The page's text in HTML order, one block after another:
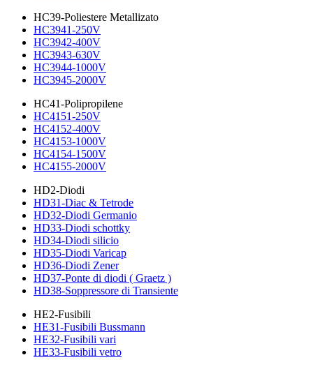
HC39-Poliestere Metallizato
HC3941-250V
HC3942-400V
HC3943-630V
HC3944-1000V
HC3945-2000V
HC41-Polipropilene
HC4151-250V
HC4152-400V
HC4153-1000V
HC4154-1500V
HC4155-2000V
HD2-Diodi
HD31-Diac & Tetrode
HD32-Diodi Germanio
HD33-Diodi schottky
HD34-Diodi silicio
HD35-Diodi Varicap
HD36-Diodi Zener
HD37-Ponte di diodi ( Graetz )
HD38-Soppressore di Transiente
HE2-Fusibili
HE31-Fusibili Bussmann
HE32-Fusibili vari
HE33-Fusibili vetro